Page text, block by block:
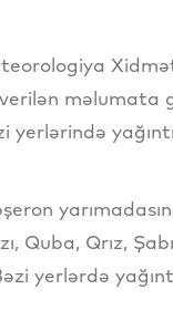
məlumata
yerlərində
Quba, Qrız,
yerlərdə